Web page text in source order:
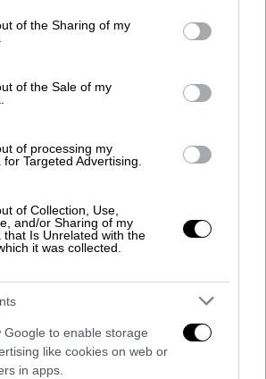
or usage behaviour. You may click to
to Google and its third-party tags to
specified purposes in below Google
of the Sharing of my
of the Sale of my
of processing my
Targeted Advertising.
of Collection, Use,
and/or Sharing of my
that Is Unrelated with the
it was collected.
Google to enable storage
like cookies on web or
in apps.
το σέλινο, το ζεματίζετε
νερό και το
Καθαρίζετε τα
2 κουταλιές της